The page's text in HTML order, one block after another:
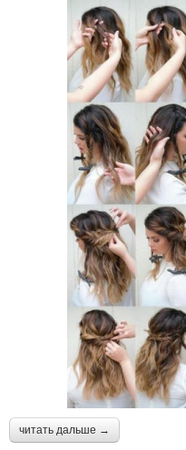
читать дальше →